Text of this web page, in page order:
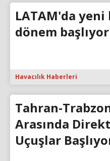
LATAM'da yeni
dönem başlıyor
Havacılık Haberleri
Tahran-
Arasında Direkt
Uçuşlar